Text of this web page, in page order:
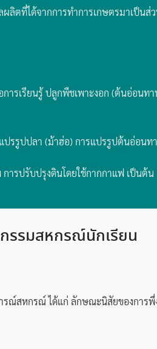
ตที่ได้จากการทำการเกษตรมาเป็นส่
เรียนรู้ ปลูกพืชเพาะงอก (ต้นอ่อนท
ปรรูปปลา (ม้าฮ่อ) การแปรรูปต้นอ่อน
ารปรับปรุงดินโดยใช้กากกาแฟ เป็นต้น
รรมสหกรณ์นักเรียน
สหกรณ์ ได้แก่ ลักษณะนิสัยของการพึ่